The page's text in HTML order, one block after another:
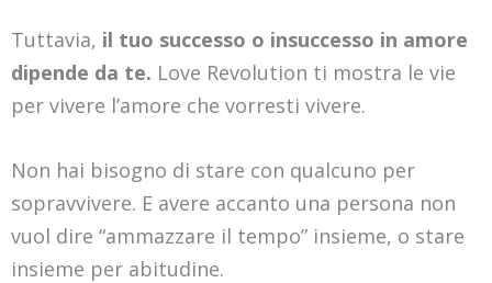
Tuttavia, il tuo successo o insuccesso in amore
dipende da te. Love Revolution ti mostra le vie
per vivere l’amore che vorresti vivere.
Non hai bisogno di stare con qualcuno per
sopravvivere. E avere accanto una persona non
vuol dire “ammazzare il tempo” insieme, o stare
insieme per abitudine.